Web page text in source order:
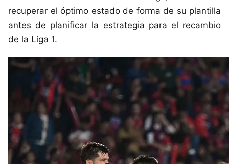
recuperar el óptimo estado de forma de su plantilla
antes de planificar la estrategia para el recambio
de la Liga 1.